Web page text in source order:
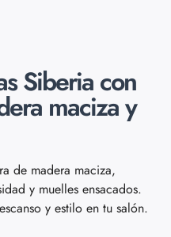
Siberia con
maciza y
de madera maciza,
y muelles ensacados.
y estilo en tu salón.